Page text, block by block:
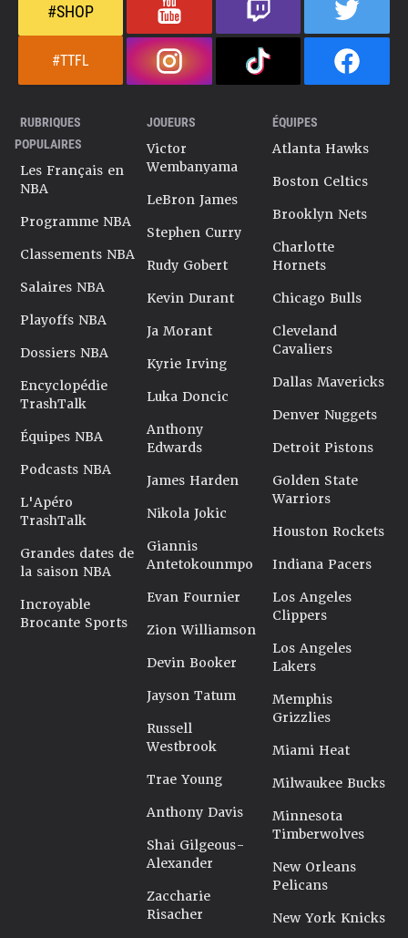
#SHOP
#TTFL
RUBRIQUES
POPULAIRES
Les Français en
NBA
Programme NBA
Classements NBA
Salaires NBA
Playoffs NBA
Dossiers NBA
Encyclopédie
TrashTalk
Équipes NBA
Podcasts NBA
L'Apéro
TrashTalk
Grandes dates de
la saison NBA
Incroyable
Brocante Sports
JOUEURS
Victor
Wembanyama
LeBron James
Stephen Curry
Rudy Gobert
Kevin Durant
Ja Morant
Kyrie Irving
Luka Doncic
Anthony
Edwards
James Harden
Nikola Jokic
Giannis
Antetokounmpo
Evan Fournier
Zion Williamson
Devin Booker
Jayson Tatum
Russell
Westbrook
Trae Young
Anthony Davis
Shai Gilgeous-
Alexander
Zaccharie
Risacher
ÉQUIPES
Atlanta Hawks
Boston Celtics
Brooklyn Nets
Charlotte
Hornets
Chicago Bulls
Cleveland
Cavaliers
Dallas Mavericks
Denver Nuggets
Detroit Pistons
Golden State
Warriors
Houston Rockets
Indiana Pacers
Los Angeles
Clippers
Los Angeles
Lakers
Memphis
Grizzlies
Miami Heat
Milwaukee Bucks
Minnesota
Timberwolves
New Orleans
Pelicans
New York Knicks